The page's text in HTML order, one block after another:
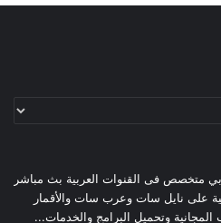
متخصص فى القنوات العربية بث مباشر
على نايل سات وعرب سات والأقمار
المجانية وتحميل البرامج والخدمات...